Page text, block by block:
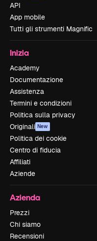
API
App mobile
Tutti gli strumenti Magnific
Inizia
Academy
Documentazione
Assistenza
Termini e condizioni
Politica sulla privacy
Originali New
Politica dei cookie
Centro di fiducia
Affiliati
Aziende
Azienda
Prezzi
Chi siamo
Recensioni